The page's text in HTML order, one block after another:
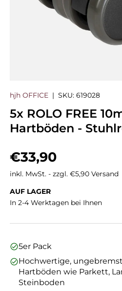
hjh OFFICE | SKU: 619028
5x ROLO FREE
Hartböden -
Normaler Preis
€33,90
inkl. MwSt. - zzgl. €5,90 Versand
AUF LAGER
In 2-4 Werktagen bei Ihnen
5er Pack
Hochwertige,
Hartböden wie Parkett,
Steinboden